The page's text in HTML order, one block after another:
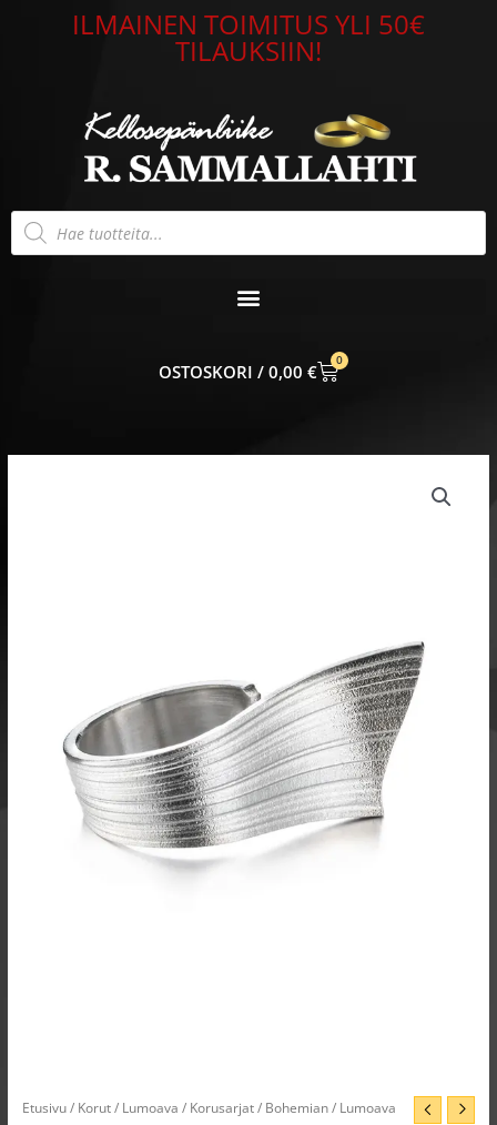
ILMAINEN TOIMITUS YLI 50€
TILAUKSIIN!
Products
search
0,00 €
0
CART
Etusivu/ Korut/ Lumoava / Korusarjat/ Bohemian/ Lumoava